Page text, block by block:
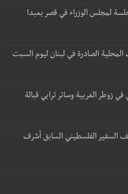
لمجلس الوزراء في قصر بعبدا
الصادرة في لبنان ليوم السبت
زوطر الغربية وساتر ترابي قبالة
السفير الفلسطيني السابق أشرف